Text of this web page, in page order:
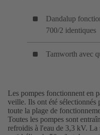
Dandalup
700/2 identiques
Tamworth avec
Les pompes fonctionnent en
veille. Ils ont été sélectionnés
toute la plage de
Toutes les pompes sont
refroidis à l'eau de 3,3 kV. La